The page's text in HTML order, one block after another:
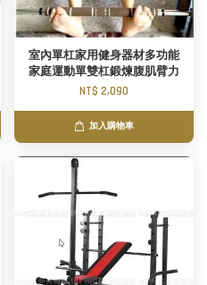
室內單杠家用健身器材多功能
家庭運動單雙杠鍛煉腹肌臂力
NT$ 2,090
加入購物車